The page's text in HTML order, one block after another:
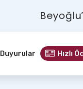
Duyurular Hızlı